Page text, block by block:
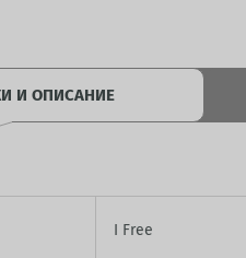
И ОПИСАНИЕ
I Free